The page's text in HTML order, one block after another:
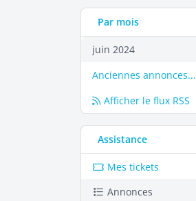
Par mois
juin 2024
Anciennes annonces...
Afficher le flux RSS
Assistance
Mes tickets
Annonces